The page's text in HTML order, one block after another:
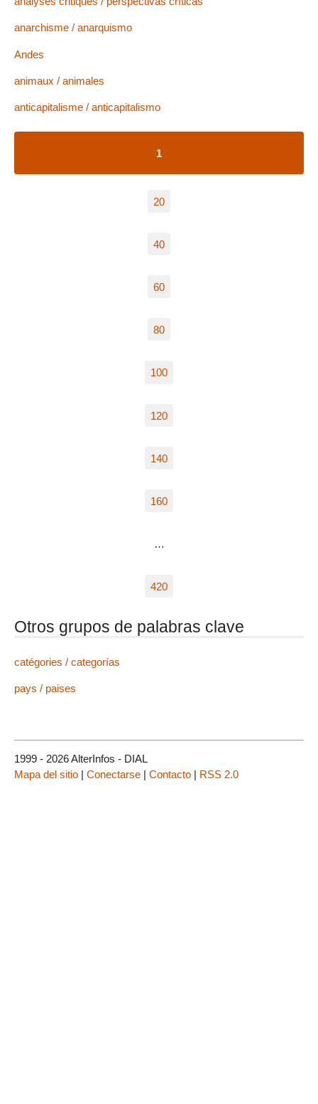
anarchisme / anarquismo
Andes
animaux / animales
anticapitalisme / anticapitalismo
1
20
40
60
80
100
120
140
160
…
420
Otros grupos de palabras clave
catégories / categorías
pays / paises
1999 - 2026 AlterInfos - DIAL
Mapa del sitio | Conectarse | Contacto | RSS 2.0